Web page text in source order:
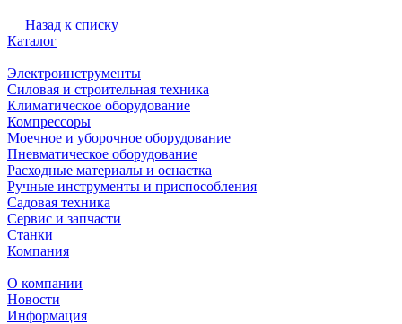
Назад к списку
Каталог
Электроинструменты
Силовая и строительная техника
Климатическое оборудование
Компрессоры
Моечное и уборочное оборудование
Пневматическое оборудование
Расходные материалы и оснастка
Ручные инструменты и приспособления
Садовая техника
Сервис и запчасти
Станки
Компания
О компании
Новости
Информация